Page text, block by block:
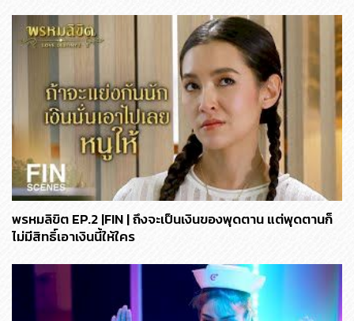
พรหมลิขิต EP.2 |FIN | ถึงจะเป็นเงินของพุดตาน แต่พุดตานก็
ไม่มีสิทธิ์เอาเงินนี้ให้ใคร